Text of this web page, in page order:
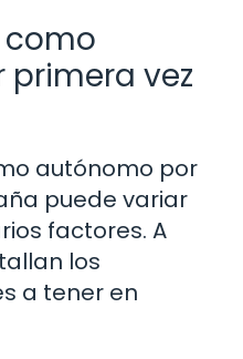
vez
autónomo por
puede variar
factores. A
los
a tener en